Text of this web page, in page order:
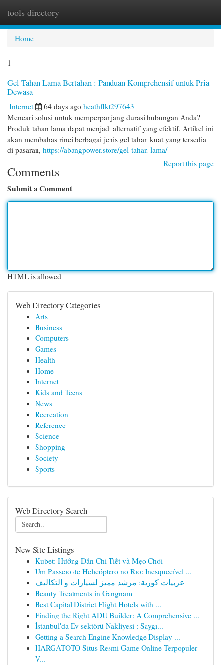
tools directory
Home
1
Gel Tahan Lama Bertahan : Panduan Komprehensif untuk Pria
Dewasa
Internet 64 days ago heathflkt297643
Mencari solusi untuk memperpanjang durasi hubungan Anda?
Produk tahan lama dapat menjadi alternatif yang efektif. Artikel ini
akan membahas rinci berbagai jenis gel tahan kuat yang tersedia
di pasaran, https://abangpower.store/gel-tahan-lama/
Report this page
Comments
Submit a Comment
HTML is allowed
Web Directory Categories
Arts
Business
Computers
Games
Health
Home
Internet
Kids and Teens
News
Recreation
Reference
Science
Shopping
Society
Sports
Web Directory Search
New Site Listings
Kubet: Hướng Dẫn Chi Tiết và Mẹo Chơi
Um Passeio de Helicóptero no Rio: Inesquecível ...
عربيات كورية: مرشد مميز لسيارات و التكاليف
Beauty Treatments in Gangnam
Best Capital District Flight Hotels with ...
Finding the Right ADU Builder: A Comprehensive ...
İstanbul'da Ev sektörü Nakliyesi : Saygı...
Getting a Search Engine Knowledge Display ...
HARGATOTO Situs Resmi Game Online Terpopuler
V...